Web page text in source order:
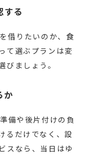
する
借りたいのか、食
て選ぶプランは変
ましょう。
か
備や後片付けの負
るだけでなく、設
スなら、当日はゆ